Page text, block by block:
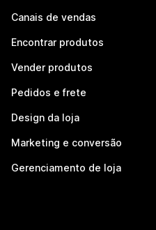
Canais de vendas
Encontrar produtos
Vender produtos
Pedidos e frete
Design da loja
Marketing e conversão
Gerenciamento de loja